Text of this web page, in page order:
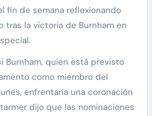
fin de semana reflexionando
tras la victoria de Burnham en
Burnham, quien está previsto
como miembro del
enfrentaría una coronación
dijo que las nominaciones